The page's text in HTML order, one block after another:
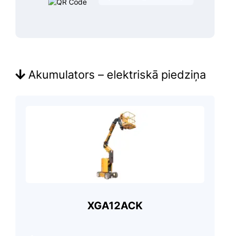
Akumulators – elektriskā piedziņa
XGA12ACK